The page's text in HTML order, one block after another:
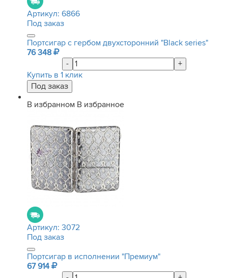
Артикул: 6866
Под заказ
Портсигар с гербом двухсторонний "Black series"
76 348
-
+
Купить в 1 клик
В избранном В избранное
Артикул: 3072
Под заказ
Портсигар в исполнении "Премиум"
67 914